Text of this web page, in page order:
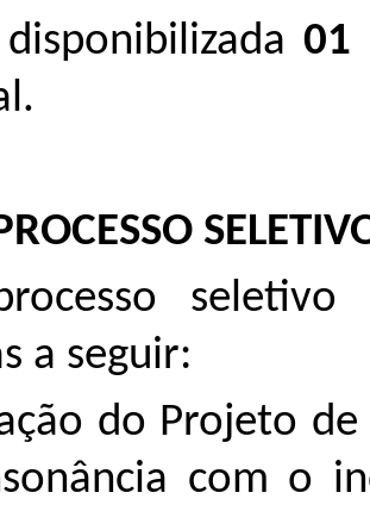
01
seletivo
a seguir:
do Projeto
com o